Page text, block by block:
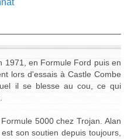
1971, en Formule Ford puis en
lors d'essais à Castle Combe
il se blesse au cou, ce qui
5000 chez Trojan. Alan
son soutien depuis toujours,